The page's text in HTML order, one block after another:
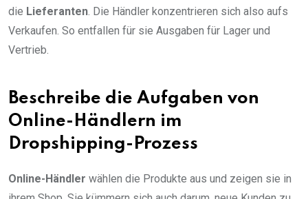
die Lieferanten. Die Händler konzentrieren sich also aufs
Verkaufen. So entfallen für sie Ausgaben für Lager und
Vertrieb.
Beschreibe die Aufgaben von
Online-Händlern im
Dropshipping-Prozess
Online-Händler wählen die Produkte aus und zeigen sie in